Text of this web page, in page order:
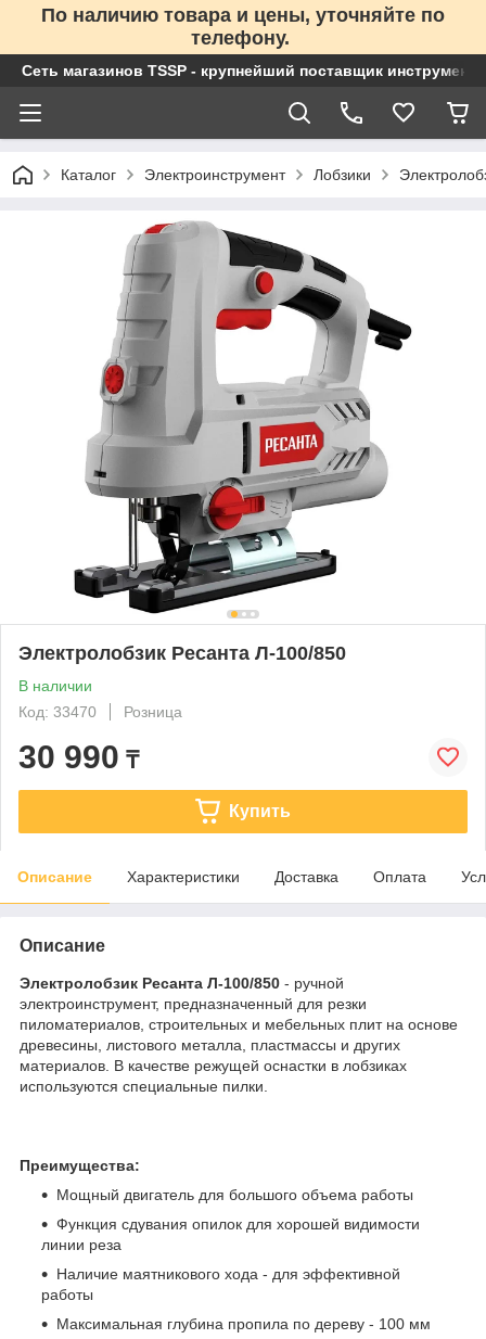
По наличию товара и цены, уточняйте по
телефону.
Сеть магазинов TSSP - крупнейший поставщик
Каталог Электроинструмент Лобзики
Электролобзик Ресанта Л-100/850
В наличии
Код: 33470
Розница
30 990 ₸
Купить
Описание Характеристики Доставка Оплата
Описание
Электролобзик Ресанта Л-100/850 - ручной
электроинструмент, предназначенный для резки
пиломатериалов, строительных и мебельных плит на основе
древесины, листового металла, пластмассы и других
материалов. В качестве режущей оснастки в лобзиках
используются специальные пилки.
Преимущества:
Мощный двигатель для большого объема работы
Функция сдувания опилок для хорошей видимости
линии реза
Наличие маятникового хода - для эффективной
работы
Максимальная глубина пропила по дереву - 100 мм